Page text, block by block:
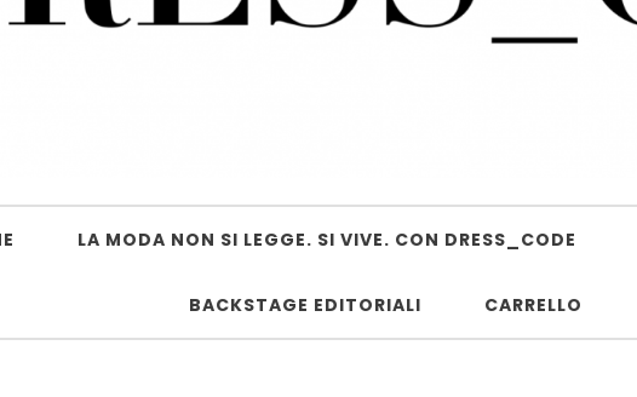
LA MODA NON SI LEGGE. SI VIVE. CON DRESS_CODE
BACKSTAGE EDITORIALI CARRELLO